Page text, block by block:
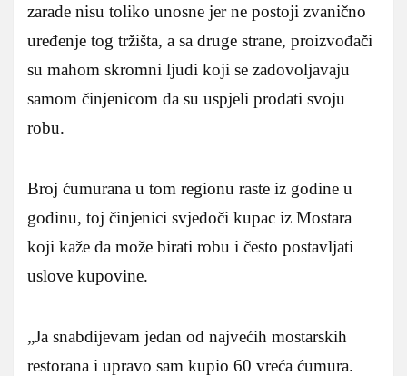
zarade nisu toliko unosne jer ne postoji zvanično
uređenje tog tržišta, a sa druge strane, proizvođači
su mahom skromni ljudi koji se zadovoljavaju
samom činjenicom da su uspjeli prodati svoju
robu.
Broj ćumurana u tom regionu raste iz godine u
godinu, toj činjenici svjedoči kupac iz Mostara
koji kaže da može birati robu i često postavljati
uslove kupovine.
„Ja snabdijevam jedan od najvećih mostarskih
restorana i upravo sam kupio 60 vreća ćumura.